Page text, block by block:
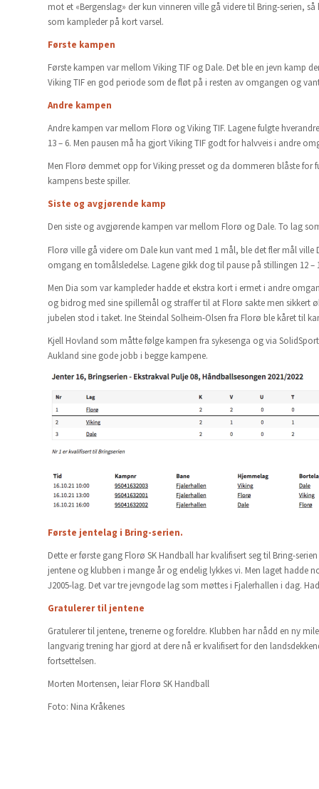
mot et «Bergenslag» der kun vinneren ville gå videre til Bring-serien,
som kampleder på kort varsel.
Første kampen
Første kampen var mellom Viking TIF og Dale. Det ble en jevn kamp
Viking TIF en god periode som de fløt på i resten av omgangen og
Andre kampen
Andre kampen var mellom Florø og Viking TIF. Lagene fulgte
13 – 6. Men pausen må ha gjort Viking TIF godt for halvveis i andre
Men Florø demmet opp for Viking presset og da dommeren blåste
kampens beste spiller.
Siste og avgjørende kamp
Den siste og avgjørende kampen var mellom Florø og Dale. To lag
Florø ville gå videre om Dale kun vant med 1 mål, ble det fler mål
omgang en tomålsledelse. Lagene gikk dog til pause på stillingen 12 –
Men Dia som var kampleder hadde et ekstra kort i ermet i andre
og bidrog med sine spillemål og straffer til at Florø sakte men sikkert
jubelen stod i taket. Ine Steindal Solheim-Olsen fra Florø ble kåret til
Kjell Hovland som måtte følge kampen fra sykesenga og via
Aukland sine gode jobb i begge kampene.
Første jentelag i Bring-serien.
Dette er første gang Florø SK Handball har kvalifisert seg til Bring-
jentene og klubben i mange år og endelig lykkes vi. Men laget hadde
J2005-lag. Det var tre jevngode lag som møttes i Fjalerhallen i dag.
Gratulerer til jentene
Gratulerer til jentene, trenerne og foreldre. Klubben har nådd en ny
langvarig trening har gjord at dere nå er kvalifisert for den
fortsettelsen.
Morten Mortensen, leiar Florø SK Handball
Foto: Nina Kråkenes